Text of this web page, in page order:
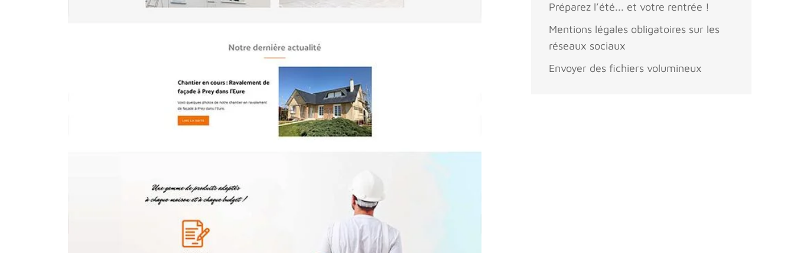
Préparez l’été... et votre rentrée !
Mentions légales obligatoires sur les
réseaux sociaux
Envoyer des fichiers volumineux